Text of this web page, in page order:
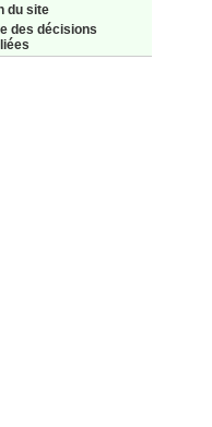
du site
des décisions